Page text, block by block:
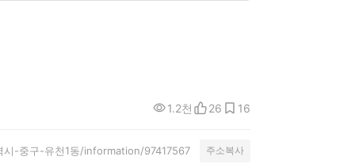
1.2천 26 16
-중구-유천1동/information/97417567 주소복사